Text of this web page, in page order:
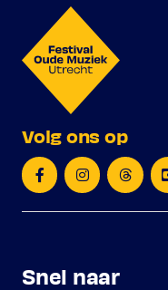
Volg ons op
Snel naar